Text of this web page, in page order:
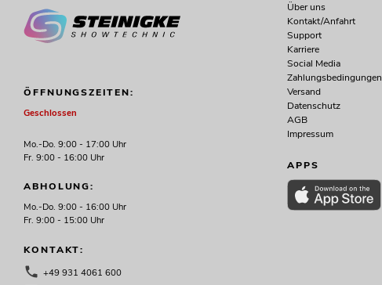
ÖFFNUNGSZEITEN:
Geschlossen
Mo.-Do. 9:00 - 17:00 Uhr
Fr. 9:00 - 16:00 Uhr
ABHOLUNG:
Mo.-Do. 9:00 - 16:00 Uhr
Fr. 9:00 - 15:00 Uhr
KONTAKT:
+49 931 4061 600
Über uns
Kontakt/Anfahrt
Support
Karriere
Social Media
Zahlungsbedingungen
Versand
Datenschutz
AGB
Impressum
APPS